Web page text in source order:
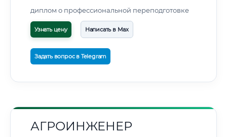
диплом о профессиональной переподготовке
Узнать цену Написать в Max
Задать вопрос в Telegram
АГРОИНЖЕНЕР